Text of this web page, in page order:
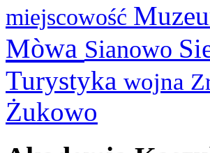
miejscowość
Mòwa Sianowo
Turystyka wojna
Żukowo